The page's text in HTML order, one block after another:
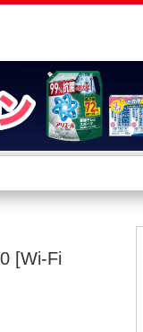
舗サービス
ト取り置き
情報・店舗一覧
[Wi-Fi